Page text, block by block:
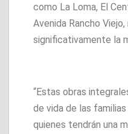
como La Loma, El
Avenida Rancho
significativamente la
“Estas obras
de vida de las
quienes tendrán una